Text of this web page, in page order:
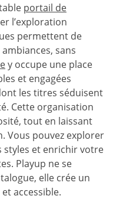
portail de
l’exploration
permettent de
sans
y occupe une place
et engagées
les titres séduisent
Cette organisation
tout en laissant
Vous pouvez explorer
styles et enrichir votre
Playup ne se
elle crée un
accessible.